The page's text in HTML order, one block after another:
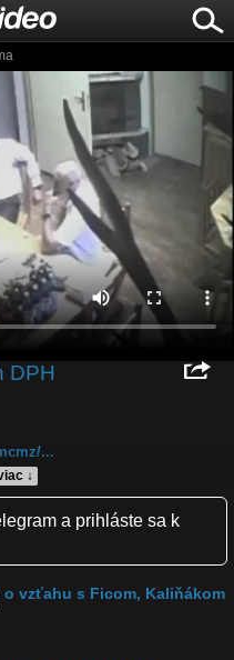
DPH
↓
...
fico, bodor, chata, pytliaci,
a prihláste sa k
o vzťahu s Ficom, Kaliňákom